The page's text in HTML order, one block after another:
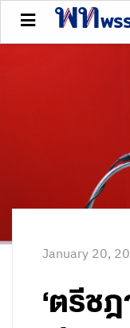
January 20,
‘ตรีชฎ